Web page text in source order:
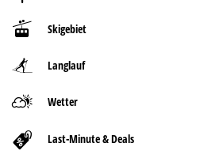
Skigebiet
Langlauf
Wetter
Last-Minute & Deals